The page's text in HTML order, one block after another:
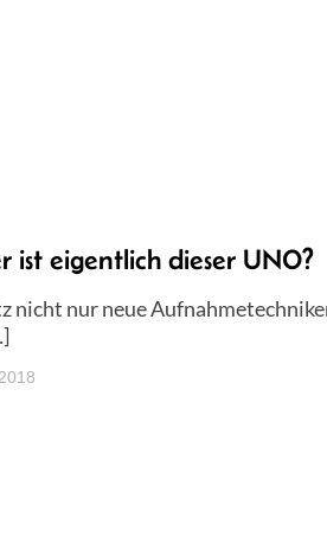
ist eigentlich dieser UNO?
nicht nur neue